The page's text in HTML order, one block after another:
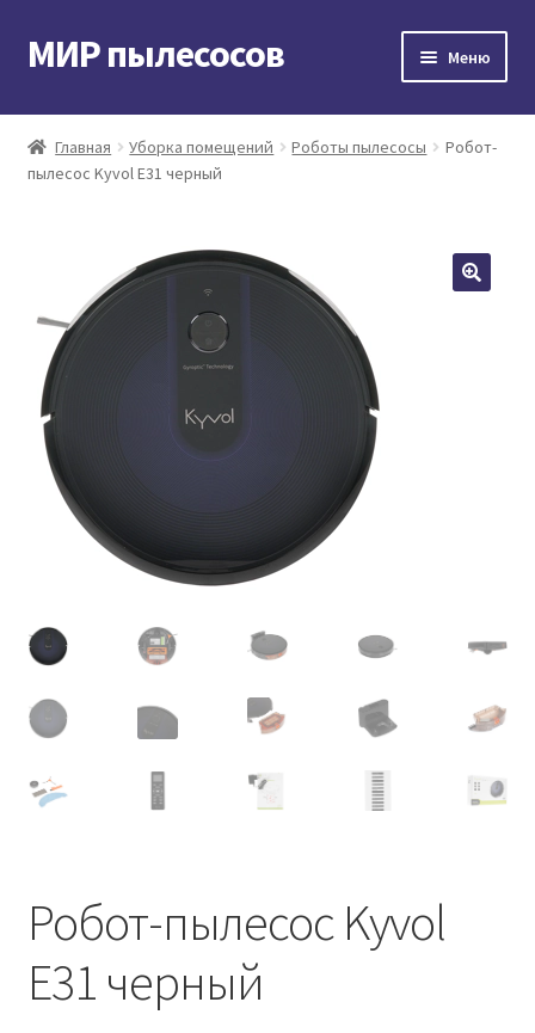
Перейти
к
Перейти
к
МИР пылесосов Меню
Главная
Мой аккаунт
Контакты
Корзина
Главная Уборка помещений Роботы пылесосы
Робот-
пылесос Kyvol E31 черный
Робот-пылесос Kyvol
E31 черный